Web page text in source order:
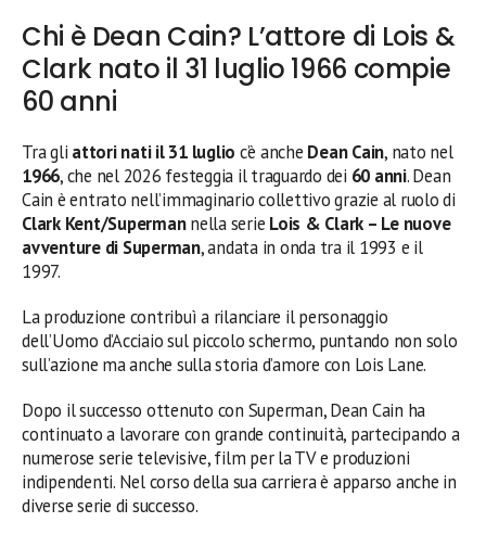
Chi è Dean Cain? L’attore di Lois &
Clark nato il 31 luglio 1966 compie
60 anni
Tra gli attori nati il 31 luglio c’è anche Dean Cain, nato nel
1966, che nel 2026 festeggia il traguardo dei 60 anni. Dean
Cain è entrato nell’immaginario collettivo grazie al ruolo di
Clark Kent/Supermannella serie Lois & Clark – Le nuove
avventure di Superman, andata in onda tra il 1993 e il
1997.
La produzione contribuì a rilanciare il personaggio
dell’Uomo d’Acciaio sul piccolo schermo, puntando non solo
sull’azione ma anche sulla storia d’amore con Lois Lane.
Dopo il successo ottenuto con Superman, Dean Cain ha
continuato a lavorare con grande continuità, partecipando a
numerose serie televisive, film per la TV e produzioni
indipendenti. Nel corso della sua carriera è apparso anche in
diverse serie di successo.